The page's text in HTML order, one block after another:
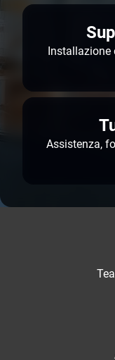
Installazione
Assistenza,